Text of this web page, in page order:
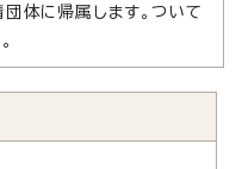
体に帰属します。ついて